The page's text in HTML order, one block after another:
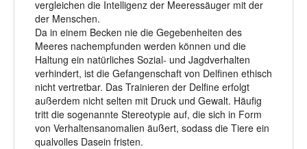
vergleichen die Intelligenz der Meeressäuger mit der
der Menschen.
Da in einem Becken nie die Gegebenheiten des
Meeres nachempfunden werden können und die
Haltung ein natürliches Sozial- und Jagdverhalten
verhindert, ist die Gefangenschaft von Delfinen ethisch
nicht vertretbar. Das Trainieren der Delfine erfolgt
außerdem nicht selten mit Druck und Gewalt. Häufig
tritt die sogenannte Stereotypie auf, die sich in Form
von Verhaltensanomalien äußert, sodass die Tiere ein
qualvolles Dasein fristen.